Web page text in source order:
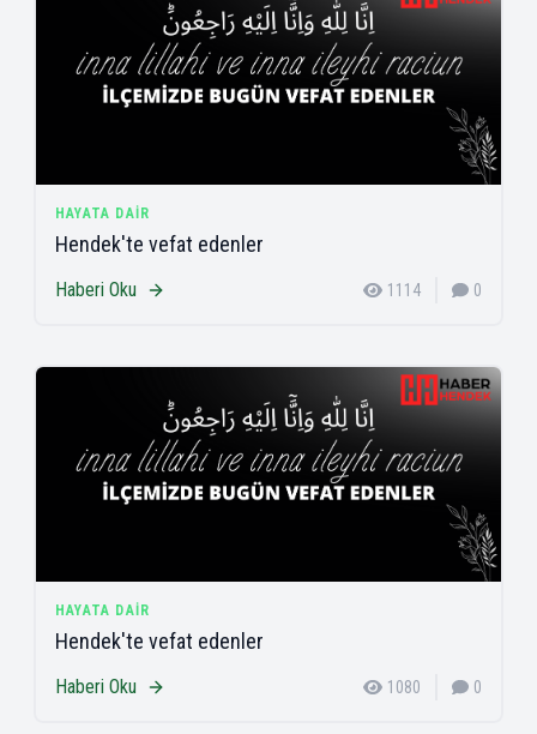
HAYATA DAIR
Hendek'te vefat edenler
Haberi Oku 1114 0
HAYATA DAIR
Hendek'te vefat edenler
Haberi Oku 1080 0